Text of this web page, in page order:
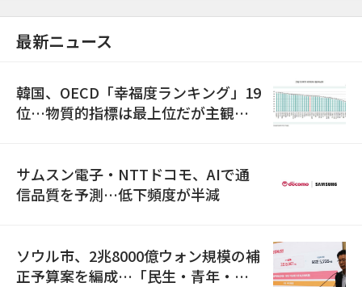
最新ニュース
韓国、OECD「幸福度ランキング」19
位…物質的指標は最上位だが主観的
サムスン電子・NTTドコモ、AIで通
信品質を予測…低下頻度が半減
ソウル市、2兆8000億ウォン規模の補
正予算案を編成…「民生・青年・安